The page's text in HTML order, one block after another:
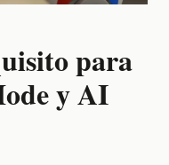
para
y AI